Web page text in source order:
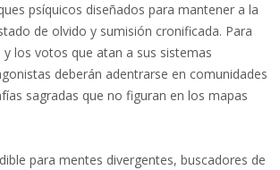
psíquicos diseñados para mantener a la
de olvido y sumisión cronificada. Para
los votos que atan a sus sistemas
deberán adentrarse en comunidades
sagradas que no figuran en los mapas
para mentes divergentes, buscadores de